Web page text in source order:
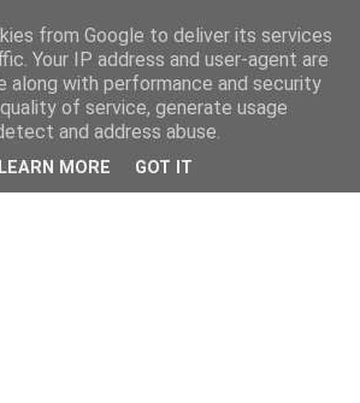
from Google to deliver its services
Your IP address and user-agent are
along with performance and security
of service, generate usage
and address abuse.
LEARN MORE GOT IT